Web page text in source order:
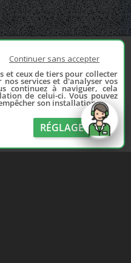
Continuer sans accepter
et ceux de tiers pour collecter
services et d'analyser vos
continuez à naviguer, cela
de celui-ci. Vous pouvez
son installation.
RÉGLAGE